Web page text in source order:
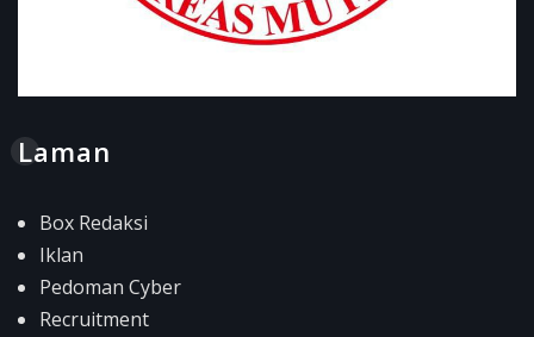
Laman
Box Redaksi
Iklan
Pedoman Cyber
Recruitment